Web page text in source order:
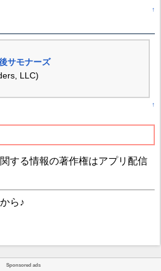
↑
サモナーズ
LLC)
↑
する情報の著作権はアプリ配信
ら♪
Sponsored ads